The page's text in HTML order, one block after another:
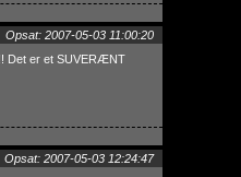
Opsat: 2007-05-03 11:00:20
Det er et SUVERÆNT
Opsat: 2007-05-03 12:24:47